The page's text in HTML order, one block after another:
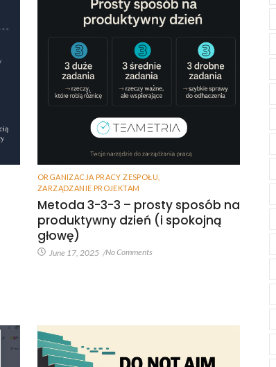
ORGANIZACJA PRACY ZESPOŁU
ZARZĄDZANIE PROJEKTAM
Metoda 3-3-3 – prosty sposób na
produktywny dzień (i spokojną
głowę)
June 17, 2025 /No Comments